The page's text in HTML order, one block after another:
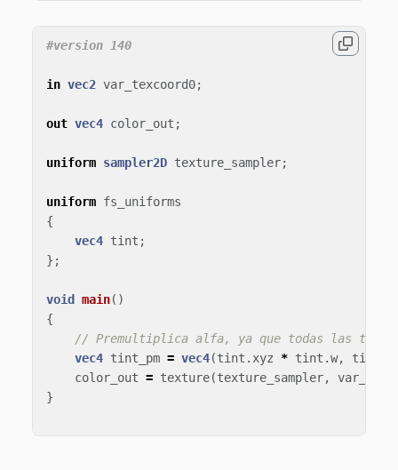
in vec2 var_texcoord0;
out vec4 color_out ;
uniform sampler2D texture_sampler;
uniform fs_uniforms
{
vec4 tint ;
};
void main()
{
// Premultiplica alfa, ya que todas las
vec4 tint_pm = vec4(tint . xyz * tint .w, tint
color_out = texture(texture_sampler,
}